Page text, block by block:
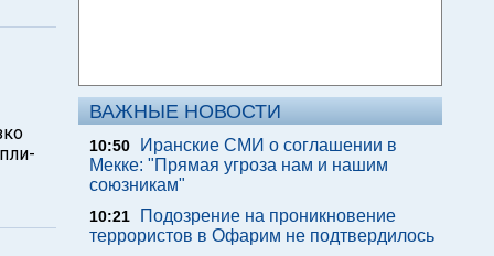
ВАЖНЫЕ НОВОСТИ
10:50
Иранские СМИ о соглашении в
Мекке: "Прямая угроза нам и нашим
союзникам"
10:21
Подозрение на проникновение
террористов в Офарим не подтвердилось